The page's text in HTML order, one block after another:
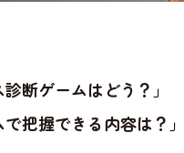
断ゲームはどう？」
で把握できる内容は？